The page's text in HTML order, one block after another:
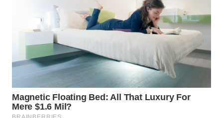
NATUNA
BINTAN
WN
MANDALIKA